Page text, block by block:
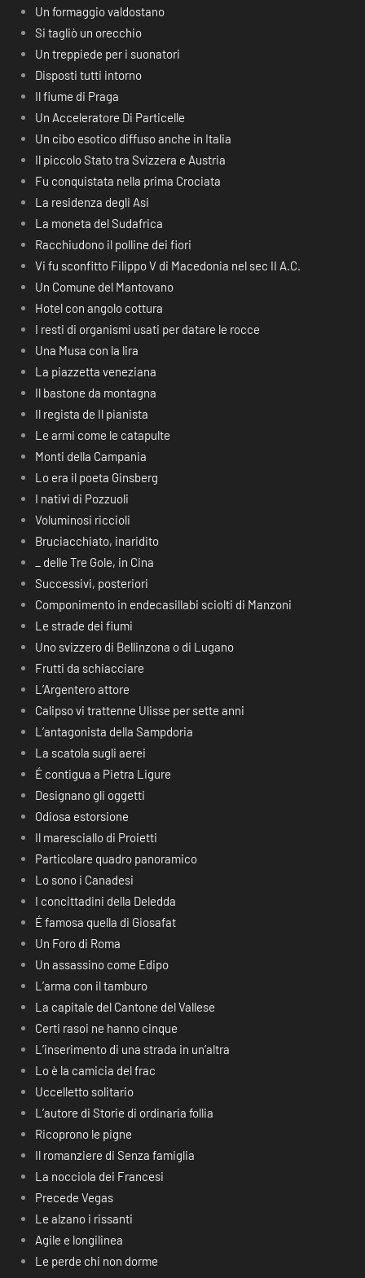
Un formaggio valdostano
Si tagliò un orecchio
Un treppiede per i suonatori
Disposti tutti intorno
Il fiume di Praga
Un Acceleratore Di Particelle
Un cibo esotico diffuso anche in Italia
Il piccolo Stato tra Svizzera e Austria
Fu conquistata nella prima Crociata
La residenza degli Asi
La moneta del Sudafrica
Racchiudono il polline dei fiori
Vi fu sconfitto Filippo V di Macedonia nel sec II A.C.
Un Comune del Mantovano
Hotel con angolo cottura
I resti di organismi usati per datare le rocce
Una Musa con la lira
La piazzetta veneziana
Il bastone da montagna
Il regista de Il pianista
Le armi come le catapulte
Monti della Campania
Lo era il poeta Ginsberg
I nativi di Pozzuoli
Voluminosi riccioli
Bruciacchiato, inaridito
_ delle Tre Gole, in Cina
Successivi, posteriori
Componimento in endecasillabi sciolti di Manzoni
Le strade dei fiumi
Uno svizzero di Bellinzona o di Lugano
Frutti da schiacciare
L’Argentero attore
Calipso vi trattenne Ulisse per sette anni
L’antagonista della Sampdoria
La scatola sugli aerei
É contigua a Pietra Ligure
Designano gli oggetti
Odiosa estorsione
Il maresciallo di Proietti
Particolare quadro panoramico
Lo sono i Canadesi
I concittadini della Deledda
É famosa quella di Giosafat
Un Foro di Roma
Un assassino come Edipo
L’arma con il tamburo
La capitale del Cantone del Vallese
Certi rasoi ne hanno cinque
L’inserimento di una strada in un’altra
Lo è la camicia del frac
Uccelletto solitario
L’autore di Storie di ordinaria follia
Ricoprono le pigne
Il romanziere di Senza famiglia
La nocciola dei Francesi
Precede Vegas
Le alzano i rissanti
Agile e longilinea
Le perde chi non dorme